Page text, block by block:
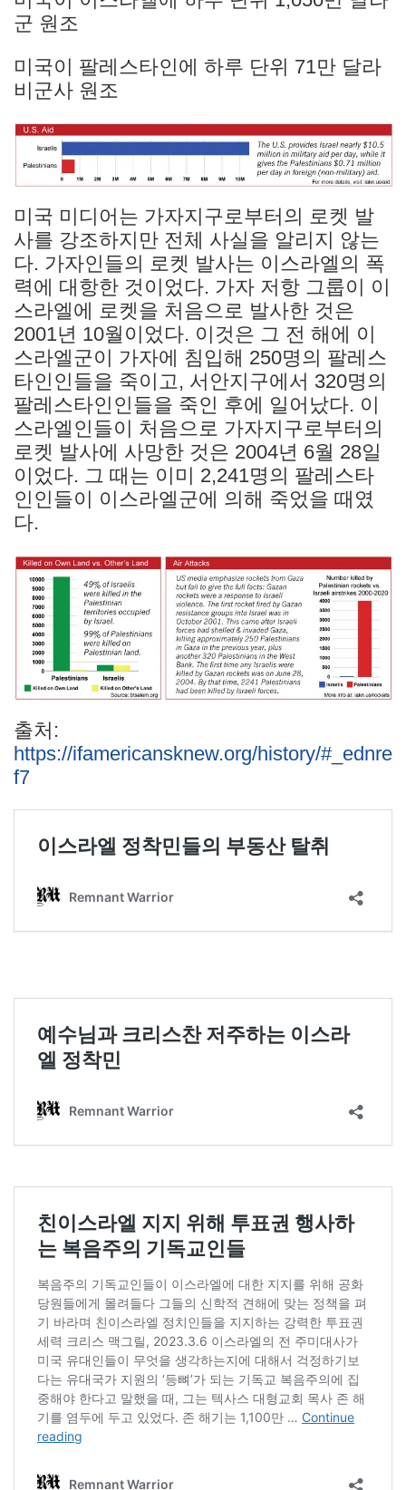
군 원조
미국이 팔레스타인에 하루 단위 71만 달라
비군사 원조
미국 미디어는 가자지구로부터의 로켓 발
사를 강조하지만 전체 사실을 알리지 않는
다. 가자인들의 로켓 발사는 이스라엘의 폭
력에 대항한 것이었다. 가자 저항 그룹이 이
스라엘에 로켓을 처음으로 발사한 것은
2001년 10월이었다. 이것은 그 전 해에 이
스라엘군이 가자에 침입해 250명의 팔레스
타인인들을 죽이고, 서안지구에서 320명의
팔레스타인인들을 죽인 후에 일어났다. 이
스라엘인들이 처음으로 가자지구로부터의
로켓 발사에 사망한 것은 2004년 6월 28일
이었다. 그 때는 이미 2,241명의 팔레스타
인인들이 이스라엘군에 의해 죽었을 때였
다.
출처:
https://ifamericansknew.org/history/#_ednre
f7